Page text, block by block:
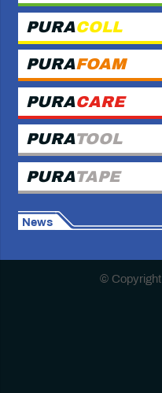
PURACOLL
PURAFOAM
PURACARE
PURATOOL
PURATAPE
News
© Copyright